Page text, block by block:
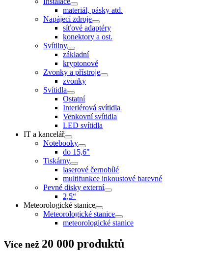
materiál, pásky atd.
Napájecí zdroje
síťové adaptéry
konektory a ost.
Svítilny
základní
kryptonové
Zvonky a přístroje
zvonky
Svítidla
Ostatní
Interiérová svítidla
Venkovní svítidla
LED svítidla
IT a kancelář
Notebooky
do 15,6"
Tiskárny
laserové černobílé
multifunkce inkoustové barevné
Pevné disky externí
2,5“
Meteorologické stanice
Meteorologické stanice
meteorologické stanice
Více než 20 000 produktů